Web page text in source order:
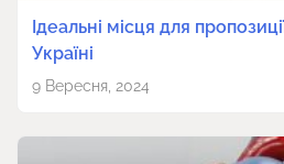
Ідеальні місця для
Україні
9 Вересня, 2024